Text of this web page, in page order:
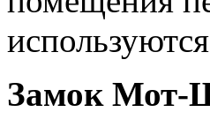
Замок Мот-